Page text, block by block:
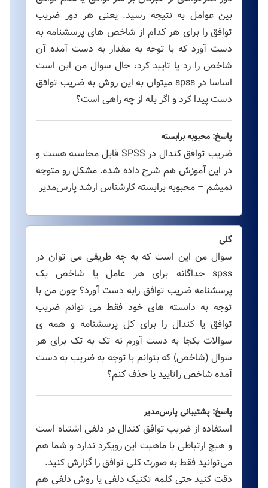
بین عوامل به نتیجه رسید. یعنی هر دور ضریب
توافق را برای هر کدام از شاخص های پرسشنامه به
دست آورد که با توجه به مقدار به دست آمده آن
شاخص را رد یا تایید کرد، حال سوال من این است
اساسا در spss میتوان به این روش به ضریب توافق
دست پیدا کرد و اگر بله از چه راهی است؟
پاسخ: محبوبه برابسته
ضریب توافق کندال در SPSS قابل محاسبه هست و
در این آموزش هم شرح داده شده. مشکل رو متوجه
نمیشم – محبوبه برابسته کارشناس ارشد پارس‌مدیر
گلی
سوال من این است که به چه طریقی می توان در
spss جداگانه برای هر عامل یا شاخص یک
پرسشنامه ضریب توافق رابه دست آورد؟ چون من با
توجه به دانسته های خود فقط می توانم ضریب
توافق یا کندال را برای کل پرسشنامه و همه ی
سوالات یکجا به دست آورم نه تک به تک برای هر
سوال (شاخص) که بتوانم با توجه به ضریب به دست
آمده شاخص راتایید یا حذف کنم؟
پاسخ: پشتیبانی پارس‌مدیر
استفاده از ضریب توافق کندال در دلفی اشتباه است
و هیچ ارتباطی با ماهیت این رویکرد ندارد و شما هم
می‌توانید فقط به صورت کلی توافق را گزارش کنید.
دقت کنید حتی کلمه تکنیک دلفی یا روش دلفی هم